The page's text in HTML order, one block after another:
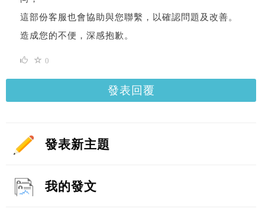
這部份客服也會協助與您聯繫，以確認問題及改善。
造成您的不便，深感抱歉。
0
發表回覆
發表新主題
我的發文